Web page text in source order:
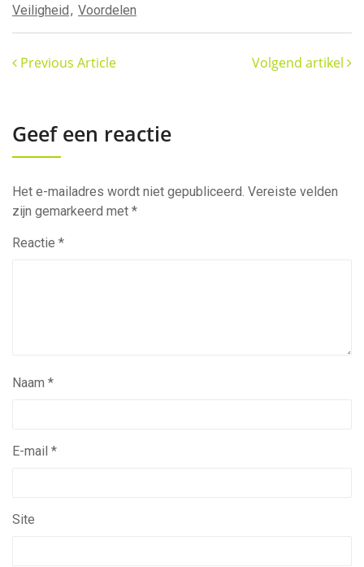
Veiligheid, Voordelen
Previous Article Volgend artikel
Geef een reactie
Het e-mailadres wordt niet gepubliceerd. Vereiste velden
zijn gemarkeerd met *
Reactie *
Naam *
E-mail *
Site